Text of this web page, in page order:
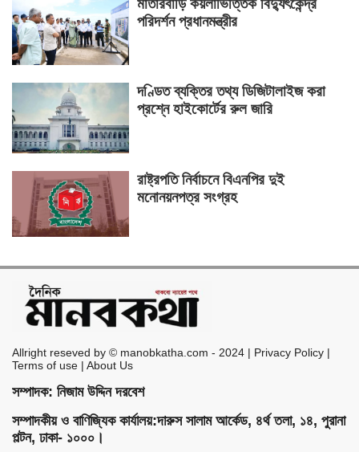
পরিদর্শন প্রধানমন্ত্রীর
দণ্ডিত ব্যক্তির তথ্য ডিজিটালাইজ করা
প্রশ্নে হাইকোর্টের রুল জারি
রাষ্ট্রপতি নির্বাচনে বিএনপির দুই
মনোনয়নপত্র সংগ্রহ
Allright reseved by © manobkatha.com - 2024 | Privacy Policy |
Terms of use | About Us
সম্পাদক: নিজাম উদ্দিন দরবেশ
সম্পাদকীয় ও বাণিজ্যিক কার্যালয়:দারুস সালাম আর্কেড, ৪র্থ তলা, ১৪, পুরানা
পল্টন, ঢাকা- ১০০০।